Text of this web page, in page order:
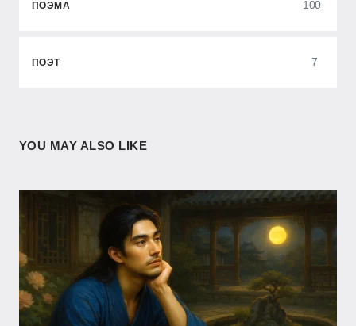
ПОЭМА 100
ПОЭТ 7
YOU MAY ALSO LIKE